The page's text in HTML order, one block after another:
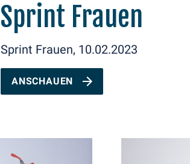
Sprint Frauen
Sprint Frauen, 10.02.2023
ANSCHAUEN